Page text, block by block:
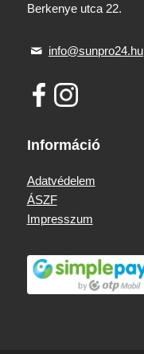
Berkenye utca 22.
info@sunpro24.hu
Információ
Adatvédelem
ÁSZF
Impresszum